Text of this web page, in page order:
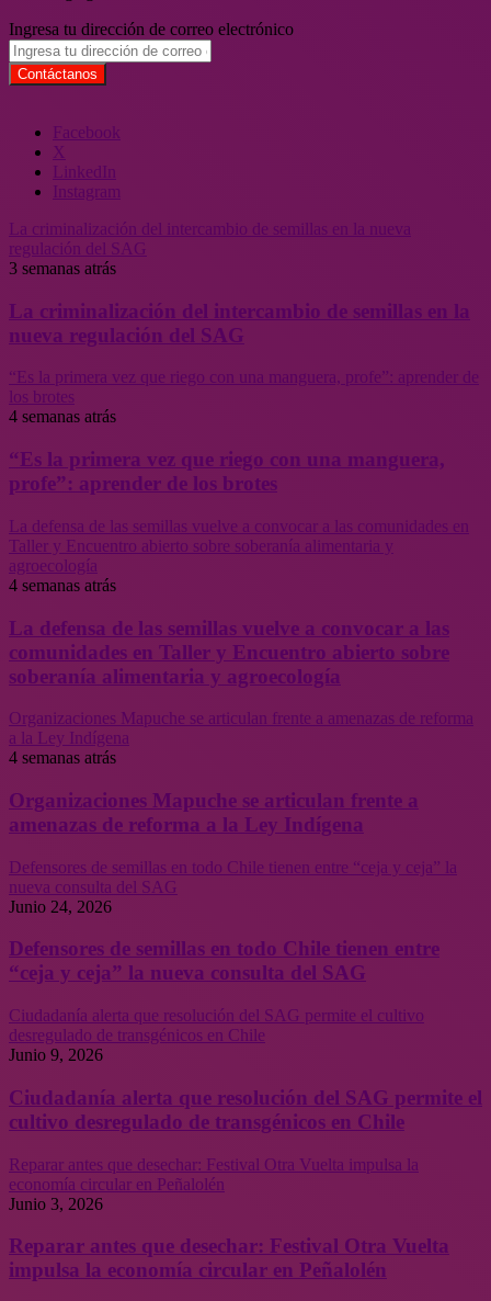
Ingresa tu dirección de correo electrónico
Facebook
X
LinkedIn
Instagram
La criminalización del intercambio de semillas en la nueva
regulación del SAG
3 semanas atrás
La criminalización del intercambio de semillas en la
nueva regulación del SAG
“Es la primera vez que riego con una manguera, profe”: aprender de
los brotes
4 semanas atrás
“Es la primera vez que riego con una manguera,
profe”: aprender de los brotes
La defensa de las semillas vuelve a convocar a las comunidades en
Taller y Encuentro abierto sobre soberanía alimentaria y
agroecología
4 semanas atrás
La defensa de las semillas vuelve a convocar a las
comunidades en Taller y Encuentro abierto sobre
soberanía alimentaria y agroecología
Organizaciones Mapuche se articulan frente a amenazas de reforma
a la Ley Indígena
4 semanas atrás
Organizaciones Mapuche se articulan frente a
amenazas de reforma a la Ley Indígena
Defensores de semillas en todo Chile tienen entre “ceja y ceja” la
nueva consulta del SAG
Junio 24, 2026
Defensores de semillas en todo Chile tienen entre
“ceja y ceja” la nueva consulta del SAG
Ciudadanía alerta que resolución del SAG permite el cultivo
desregulado de transgénicos en Chile
Junio 9, 2026
Ciudadanía alerta que resolución del SAG permite el
cultivo desregulado de transgénicos en Chile
Reparar antes que desechar: Festival Otra Vuelta impulsa la
economía circular en Peñalolén
Junio 3, 2026
Reparar antes que desechar: Festival Otra Vuelta
impulsa la economía circular en Peñalolén